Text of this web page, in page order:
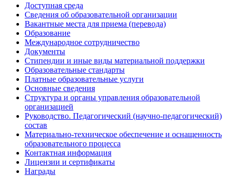
Доступная среда
Сведения об образовательной организации
Вакантные места для приема (перевода)
Образование
Международное сотрудничество
Документы
Стипендии и иные виды материальной поддержки
Образовательные стандарты
Платные образовательные услуги
Основные сведения
Структура и органы управления образовательной
организацией
Руководство. Педагогический (научно-педагогический)
состав
Материально-техническое обеспечение и оснащенность
образовательного процесса
Контактная информация
Лицензии и сертификаты
Награды